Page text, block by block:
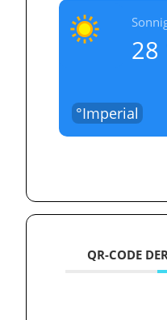
28
°Imperial
QR-CODE